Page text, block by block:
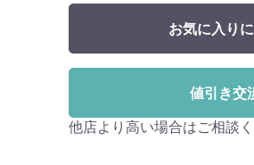
お気に入り
値引き交
他店より高い場合はご相談